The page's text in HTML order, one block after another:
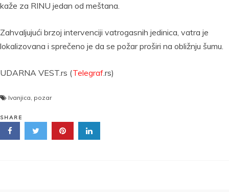
kaže za RINU jedan od meštana.
Zahvaljujući brzoj intervenciji vatrogasnih jedinica, vatra je
lokalizovana i sprečeno je da se požar proširi na obližnju šumu.
UDARNA VEST.rs (Telegraf.rs)
Ivanjica, pozar
SHARE